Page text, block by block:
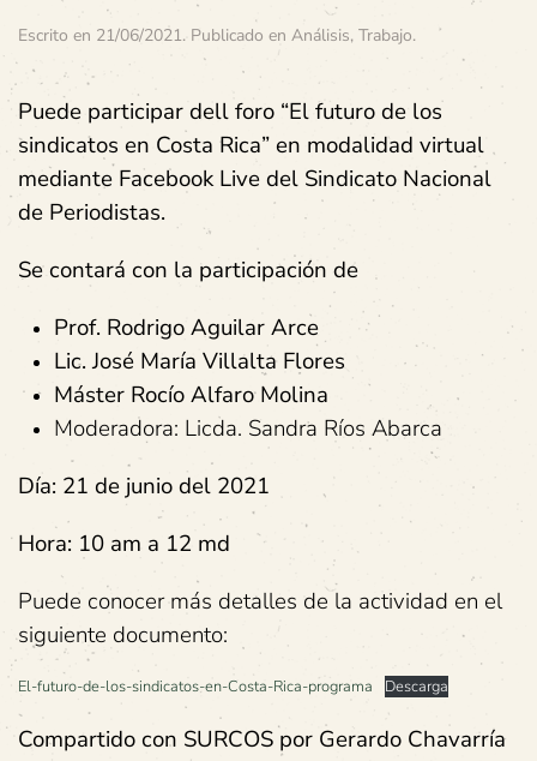
Escrito en 21/06/2021. Publicado en Análisis, Trabajo.
Puede participar dell foro “El futuro de los
sindicatos en Costa Rica” en modalidad virtual
mediante Facebook Live del Sindicato Nacional
de Periodistas.
Se contará con la participación de
Prof. Rodrigo Aguilar Arce
Lic. José María Villalta Flores
Máster Rocío Alfaro Molina
Moderadora: Licda. Sandra Ríos Abarca
Día: 21 de junio del 2021
Hora: 10 am a 12 md
Puede conocer más detalles de la actividad en el
siguiente documento:
El-futuro-de-los-sindicatos-en-Costa-Rica-programa Descarga
Compartido con SURCOS por Gerardo Chavarría